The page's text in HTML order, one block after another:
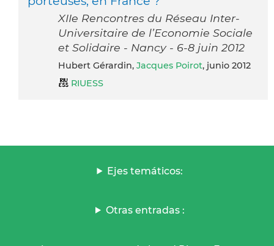
XIIe Rencontres du Réseau Inter-
Universitaire de l’Economie Sociale
et Solidaire - Nancy - 6-8 juin 2012
Hubert Gérardin, Jacques Poirot, junio 2012
RIUESS
Ejes temáticos:
Otras entradas :